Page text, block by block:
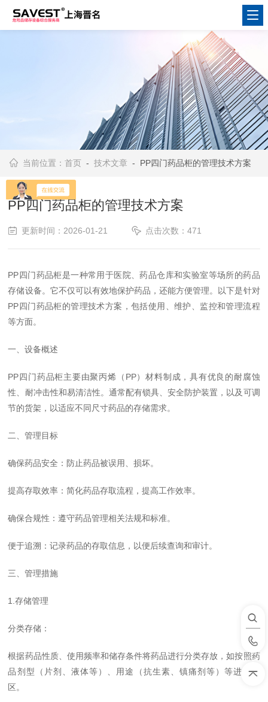
当前位置：首页 -技术文章 - PP四门药品柜的管理技术方案
PP四门药品柜的管理技术方案
更新时间：2026-01-21 点击次数：471
PP四门药品柜是一种常用于医院、药品仓库和实验室等场所的药品
存储设备。它不仅可以有效地保护药品，还能方便管理。以下是针对
PP四门药品柜的管理技术方案，包括使用、维护、监控和管理流程
等方面。
一、设备概述
PP四门药品柜主要由聚丙烯（PP）材料制成，具有优良的耐腐蚀
性、耐冲击性和易清洁性。通常配有锁具、安全防护装置，以及可调
节的货架，以适应不同尺寸药品的存储需求。
二、管理目标
确保药品安全：防止药品被误用、损坏。
提高存取效率：简化药品存取流程，提高工作效率。
确保合规性：遵守药品管理相关法规和标准。
便于追溯：记录药品的存取信息，以便后续查询和审计。
三、管理措施
1.存储管理
分类存储：
根据药品性质、使用频率和储存条件将药品进行分类存放，如按照药
品剂型（片剂、液体等）、用途（抗生素、镇痛剂等）等进行分
区。